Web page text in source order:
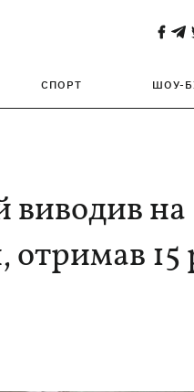
СПОРТ ШОУ-
виводив на
15